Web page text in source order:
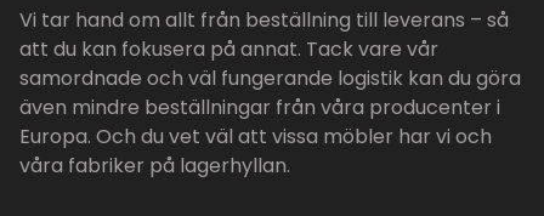
Vi tar hand om allt från beställning till leverans – så
att du kan fokusera på annat. Tack vare vår
samordnade och väl fungerande logistik kan du göra
även mindre beställningar från våra producenter i
Europa. Och du vet väl att vissa möbler har vi och
våra fabriker på lagerhyllan.